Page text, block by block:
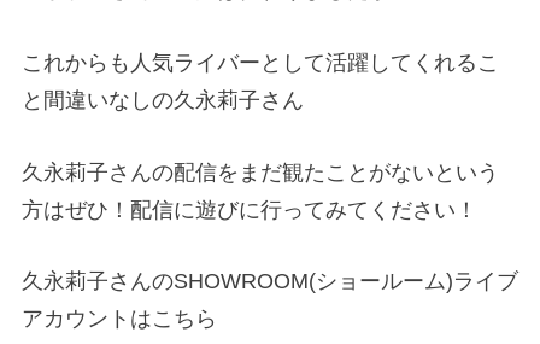
これからも人気ライバーとして活躍してくれるこ
と間違いなしの久永莉子さん
久永莉子さんの配信をまだ観たことがないという
方はぜひ！配信に遊びに行ってみてください！
久永莉子さんのSHOWROOM(ショールーム)ライブ
アカウントはこちら